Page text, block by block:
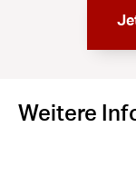
Weitere